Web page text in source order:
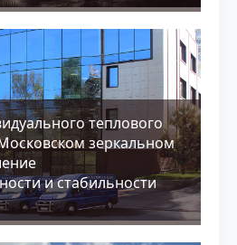
теплового
зеркальном
и стабильности